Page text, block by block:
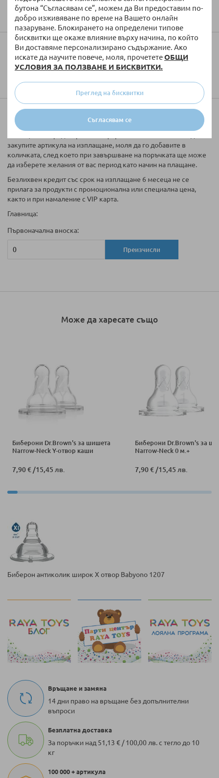
бутона “Съгласявам се”, можем да Ви предоставим по-
добро изживяване по време на Вашето онлайн
пазаруване. Блокирането на определени типове
бисквитки ще окаже влияние върху начина, по който
Ви доставяме персонализирано съдържание. Ако
искате да научите повече, моля, прочететеОБЩИ
УСЛОВИЯ ЗА ПОЛЗВАНЕ И БИСКВИТКИ.
Съгласявам се
Преглед на бисквитки
Изпратете
Колко ще струва доставката?
Купи на вноски
закупите артикула на изплащане, моля да го добавите в
количката, след което при завършване на поръчката ще може
да изберете желания от вас период като начин на плащане.
Безлихвен кредит със срок на изплащане 6 месеца не се
прилага за продукти с промоционална или специална цена,
както и при намаление с VIP карта.
Главница:
Първоначална вноска:
Преизчисли
Може да харесате също
Биберони Dr.Brown's за шишета
Narrow-Neck Y-отвор каши
7,90 €/15,45 лв.
Биберони Dr.Brown's за
Narrow-Neck 0 м.+
7,90 €/15,45 лв.
Биберон антиколик широк X отвор Babyono 1207
Връщане и замяна
14 дни право на връщане без допълнителни
въпроси
Безплатна доставка
За поръчки над 51,13 € / 100,00 лв. с тегло до 10
кг
100 000 + артикула